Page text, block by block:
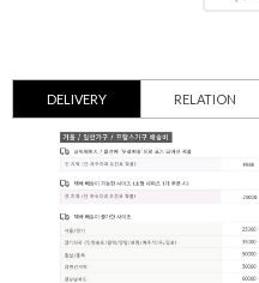
DELIVERY RELATION